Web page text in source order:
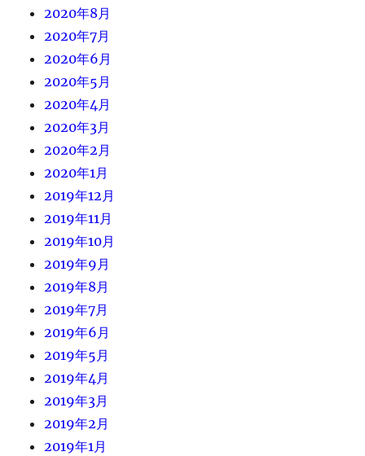
2020年8月
2020年7月
2020年6月
2020年5月
2020年4月
2020年3月
2020年2月
2020年1月
2019年12月
2019年11月
2019年10月
2019年9月
2019年8月
2019年7月
2019年6月
2019年5月
2019年4月
2019年3月
2019年2月
2019年1月